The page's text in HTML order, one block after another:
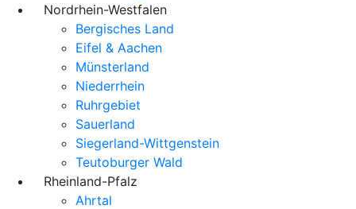
Nordrhein-Westfalen
Bergisches Land
Eifel & Aachen
Münsterland
Niederrhein
Ruhrgebiet
Sauerland
Siegerland-Wittgenstein
Teutoburger Wald
Rheinland-Pfalz
Ahrtal